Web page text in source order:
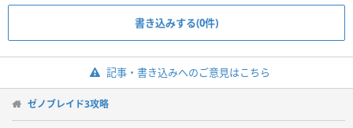
書き込みする(0件)
記事・書き込みへのご意見はこちら
ゼノブレイド3攻略